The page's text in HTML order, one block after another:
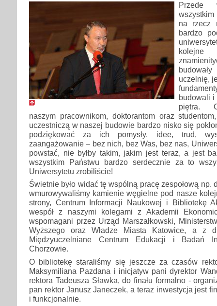
Przede
na rzecz
bardzo
kolejne
uczelnię,
budowali i
piętra.
naszym pracownikom, doktorantom oraz
uczestniczą w naszej budowie bardzo nisko się
podziękować za ich pomysły, idee, trud,
zaangażowanie – bez nich, bez Was, bez nas,
powstać, nie byłby takim, jakim jest teraz, a jest
wszystkim Państwu bardzo serdecznie za to
Uniwersytetu zrobiliście!
Świetnie było widać tę wspólną pracę zespołową np.
wmurowywaliśmy kamienie węgielne pod nasze
strony, Centrum Informacji Naukowej i Bibliotekę
wespół z naszymi kolegami z Akademii
wspomagani przez Urząd Marszałkowski,
Wyższego oraz Władze Miasta Katowice, a z
Międzyuczelniane Centrum Edukacji i Badań
Chorzowie.
O bibliotekę staraliśmy się jeszcze za czasów
Maksymiliana Pazdana i inicjatyw pani dyrektor
rektora Tadeusza Sławka, do finału formalno -
pan rektor Janusz Janeczek, a teraz inwestycja jest
i funkcjonalnie.